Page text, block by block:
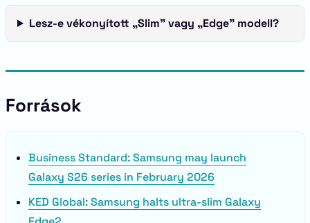
Lesz-e vékonyított „Slim” vagy „Edge” modell?
Források
Business Standard: Samsung may launch
Galaxy S26 series in February 2026
KED Global: Samsung halts ultra-slim Galaxy